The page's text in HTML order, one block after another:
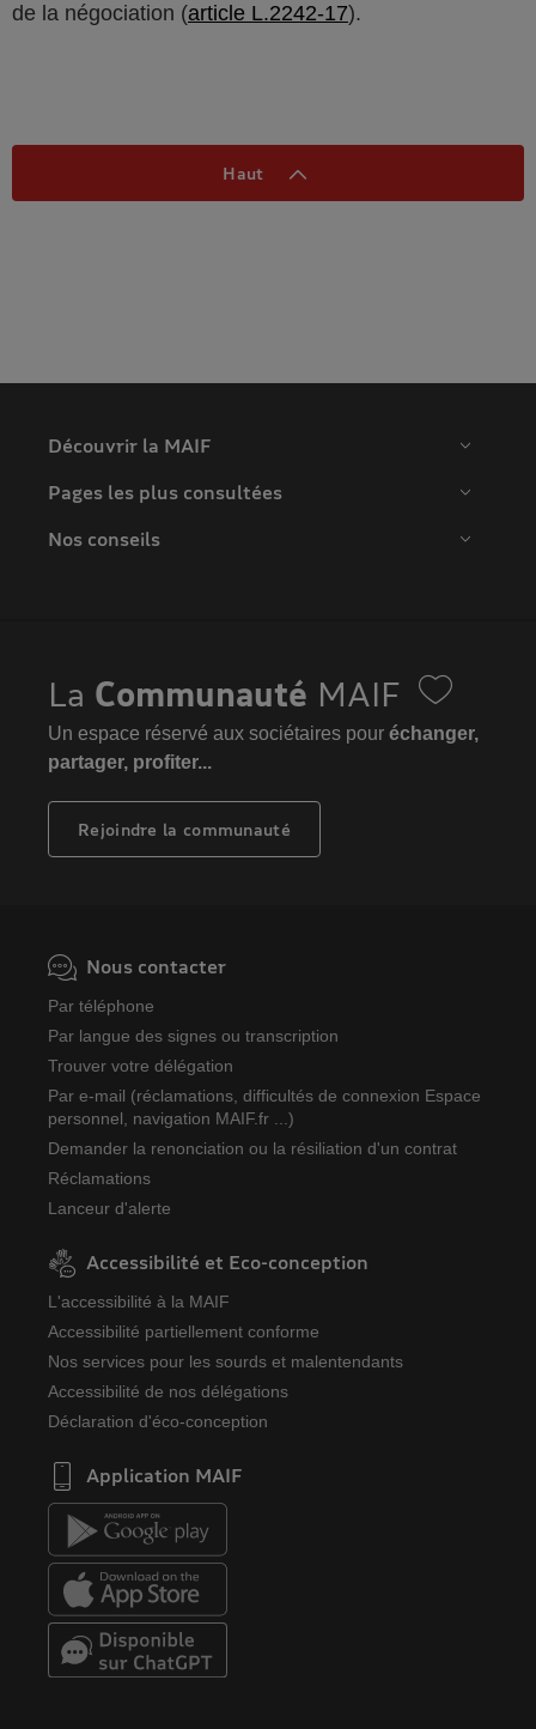
de la négociation (article L.2242-17).
Haut
Découvrir la MAIF
Pages les plus consultées
Nos conseils
La Communauté MAIF
Un espace réservé aux sociétaires pour échanger,
partager, profiter...
Rejoindre la communauté
Nous contacter
Par téléphone
Par langue des signes ou transcription
Trouver votre délégation
Par e-mail (réclamations, difficultés de connexion Espace
personnel, navigation MAIF.fr ...)
Demander la renonciation ou la résiliation d'un contrat
Réclamations
Lanceur d'alerte
Accessibilité et Eco-conception
L'accessibilité à la MAIF
Accessibilité partiellement conforme
Nos services pour les sourds et malentendants
Accessibilité de nos délégations
Déclaration d'éco-conception
Application MAIF